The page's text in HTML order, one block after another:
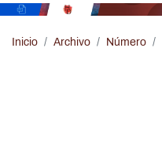
Inicio Archivo Número